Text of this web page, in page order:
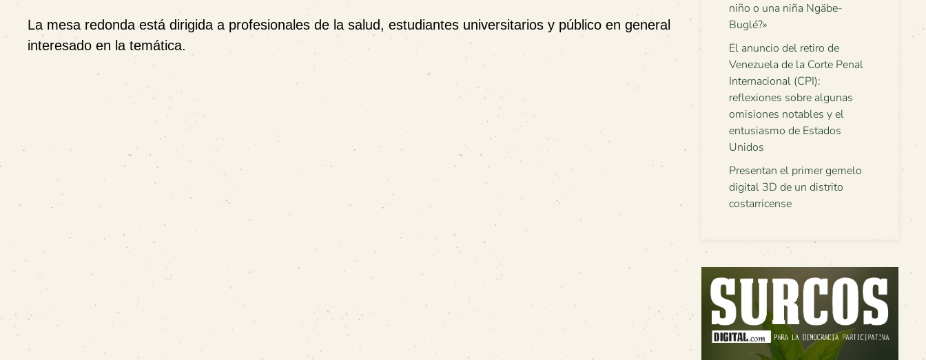
La mesa redonda está dirigida a profesionales de la salud, estudiantes universitarios y público en general
interesado en la temática.
niño o una niña Ngäbe-
Buglé?»
El anuncio del retiro de
Venezuela de la Corte Penal
Internacional (CPI):
reflexiones sobre algunas
omisiones notables y el
entusiasmo de Estados
Unidos
Presentan el primer gemelo
digital 3D de un distrito
costarricense